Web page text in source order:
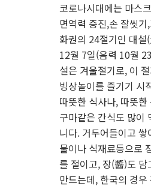
코로나시대에는 마스
면역력 증진,손 잘씻
화권의 24절기인 대
12월 7일(음력 10월
설은 겨울절기로, 이
빙상놀이를 즐기기 시
따뜻한 식사나, 따뜻
구마같은 간식도 많이
니다. 거두어들이고
물이나 식재료등으로
를 절이고, 장(醬)도
만드는데, 한국의 경